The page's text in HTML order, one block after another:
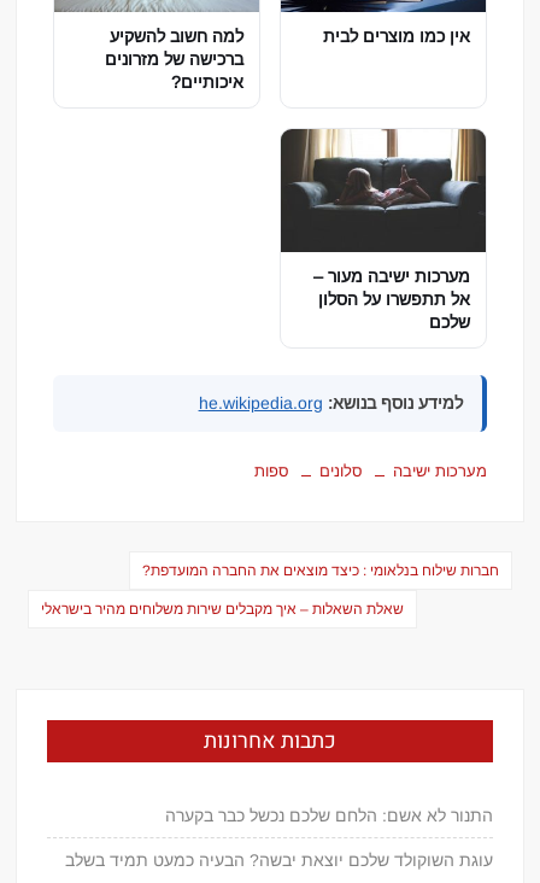
אין כמו מוצרים לבית
למה חשוב להשקיע
ברכישה של מזרונים
איכותיים?
מערכות ישיבה מעור –
אל תתפשרו על הסלון
שלכם
למידע נוסף בנושא: he.wikipedia.org
מערכות ישיבה סלונים ספות
ניווט
חברות שילוח בנלאומי : כיצד מוצאים את החברה המועדפת?
שאלת השאלות – איך מקבלים שירות משלוחים מהיר בישראלי
כתבות אחרונות
התנור לא אשם: הלחם שלכם נכשל כבר בקערה
עוגת השוקולד שלכם יוצאת יבשה? הבעיה כמעט תמיד בשלב